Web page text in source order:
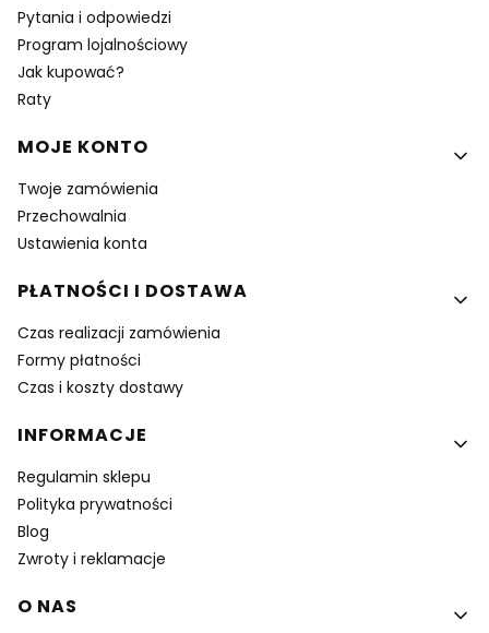
Pytania i odpowiedzi
Program lojalnościowy
Jak kupować?
Raty
MOJE KONTO
Twoje zamówienia
Przechowalnia
Ustawienia konta
PŁATNOŚCI I DOSTAWA
Czas realizacji zamówienia
Formy płatności
Czas i koszty dostawy
INFORMACJE
Regulamin sklepu
Polityka prywatności
Blog
Zwroty i reklamacje
O NAS